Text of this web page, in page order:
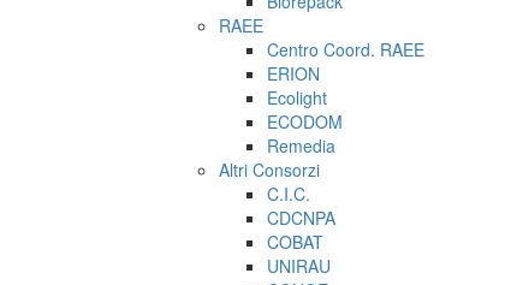
RAEE
Centro Coord. RAEE
ERION
Ecolight
ECODOM
Remedia
Altri Consorzi
C.I.C.
CDCNPA
COBAT
UNIRAU